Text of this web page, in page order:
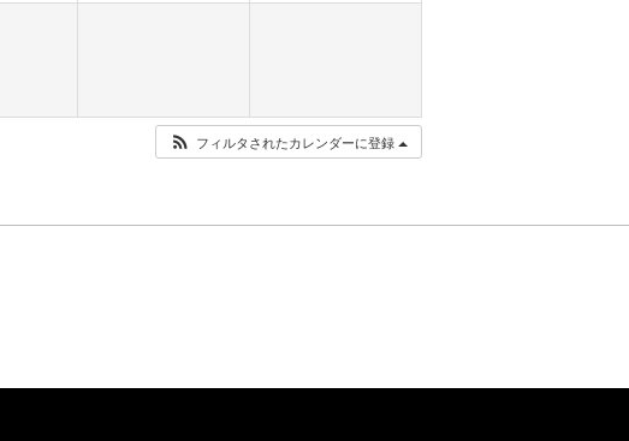
フィルタされたカレンダーに登録